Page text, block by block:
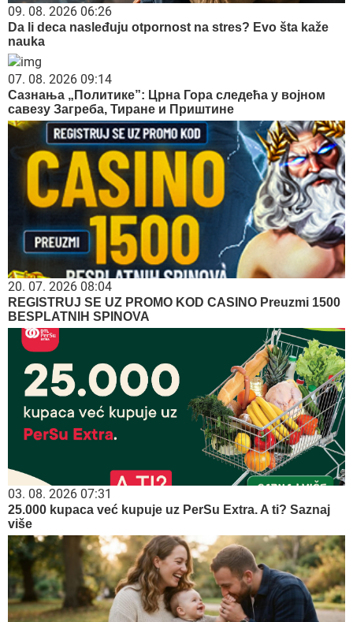
09. 08. 2026 06:26
Da li deca nasleđuju otpornost na stres? Evo šta kaže
nauka
07. 08. 2026 09:14
Сазнања „Политике”: Црна Гора следећа у војном
савезу Загреба, Тиране и Приштине
20. 07. 2026 08:04
REGISTRUJ SE UZ PROMO KOD CASINO Preuzmi 1500
BESPLATNIH SPINOVA
03. 08. 2026 07:31
25.000 kupaca već kupuje uz PerSu Extra. A ti? Saznaj
više